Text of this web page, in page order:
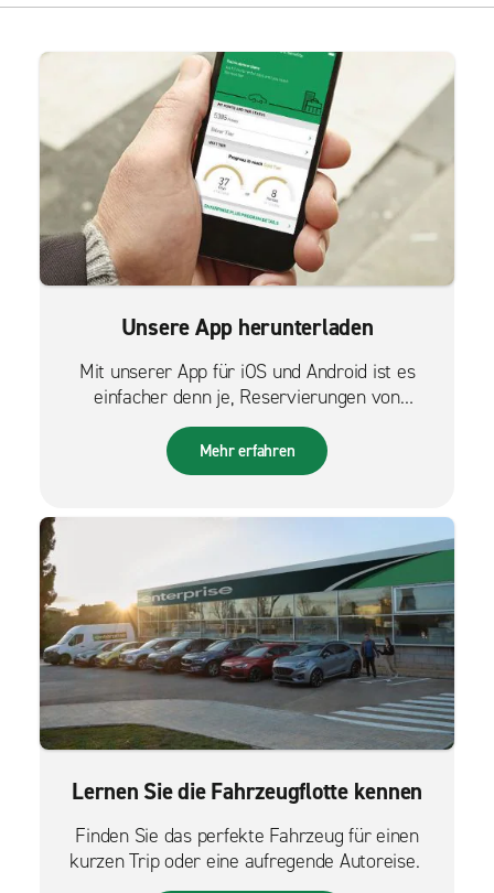
Unsere App herunterladen
Mit unserer App für iOS und Android ist es
einfacher denn je, Reservierungen von
unterwegs zu verwalten.
Mehr erfahren
Lernen Sie die Fahrzeugflotte kennen
Finden Sie das perfekte Fahrzeug für einen
kurzen Trip oder eine aufregende Autoreise.